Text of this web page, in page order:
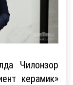
Чилонзор
керамик»